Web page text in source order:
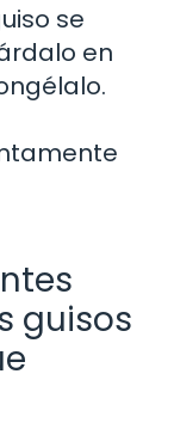
se
en
guisos